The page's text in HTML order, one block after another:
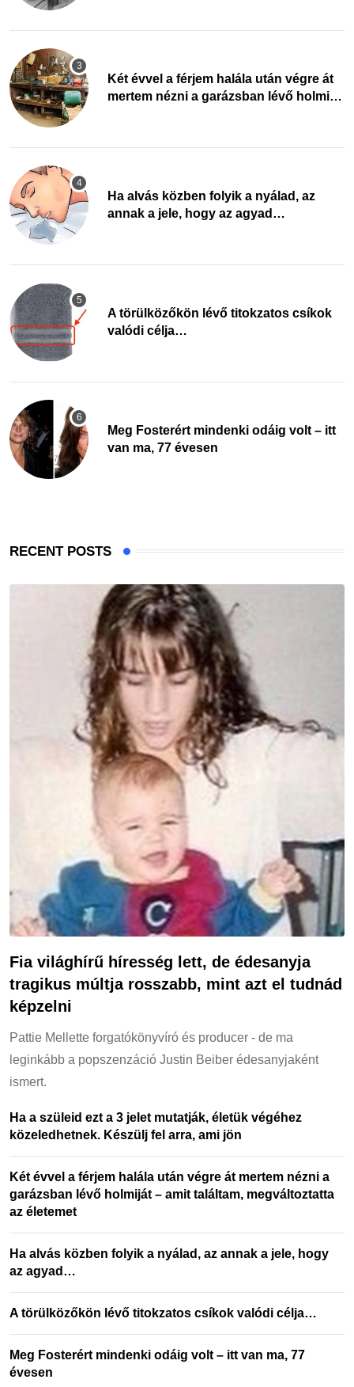
Két évvel a férjem halála után végre át
mertem nézni a garázsban lévő holmiját
Ha alvás közben folyik a nyálad, az
annak a jele, hogy az agyad…
A törülközőkön lévő titokzatos csíkok
valódi célja…
Meg Fosterért mindenki odáig volt – itt
van ma, 77 évesen
RECENT POSTS
Fia világhírű híresség lett, de édesanyja
tragikus múltja rosszabb, mint azt el tudnád
képzelni
Pattie Mellette forgatókönyvíró és producer - de ma
leginkább a popszenzáció Justin Beiber édesanyjaként
ismert.
Ha a szüleid ezt a 3 jelet mutatják, életük végéhez
közeledhetnek. Készülj fel arra, ami jön
Két évvel a férjem halála után végre át mertem nézni a
garázsban lévő holmiját – amit találtam, megváltoztatta
az életemet
Ha alvás közben folyik a nyálad, az annak a jele, hogy
az agyad…
A törülközőkön lévő titokzatos csíkok valódi célja…
Meg Fosterért mindenki odáig volt – itt van ma, 77
évesen